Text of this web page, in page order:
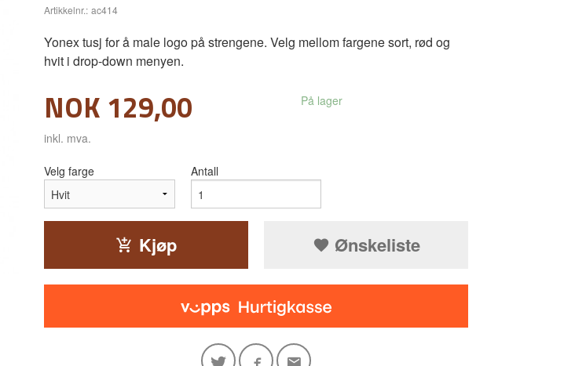
Artikkelnr.: ac414
Yonex tusj for å male logo på strengene. Velg mellom fargene sort, rød og
hvit i drop-down menyen.
Pris
NOK 129,00
inkl. mva.
På lager
Velg farge Antall
Kjøp Ønskeliste